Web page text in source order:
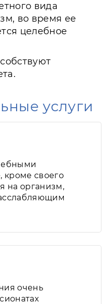
вида
во время ее
целебное
услуги
кроме своего
на организм,
очень